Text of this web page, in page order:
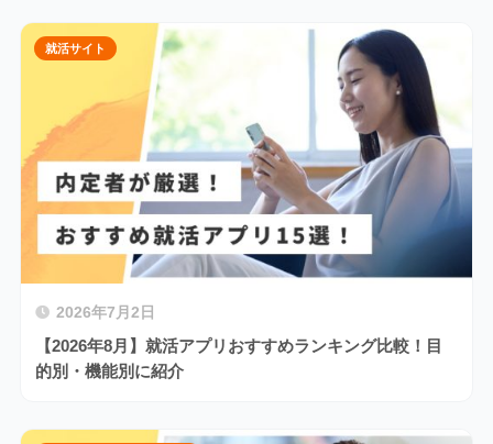
2026年7月2日
【2026年8月】就活アプリおすすめランキング比較！目
的別・機能別に紹介
就活サイト